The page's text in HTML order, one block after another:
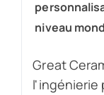
niveau
Great
l'ingénierie